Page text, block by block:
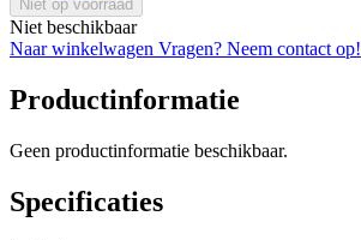
Niet op voorraad
Niet beschikbaar
Naar winkelwagen Vragen? Neem contact op!
Productinformatie
Geen productinformatie beschikbaar.
Specificaties